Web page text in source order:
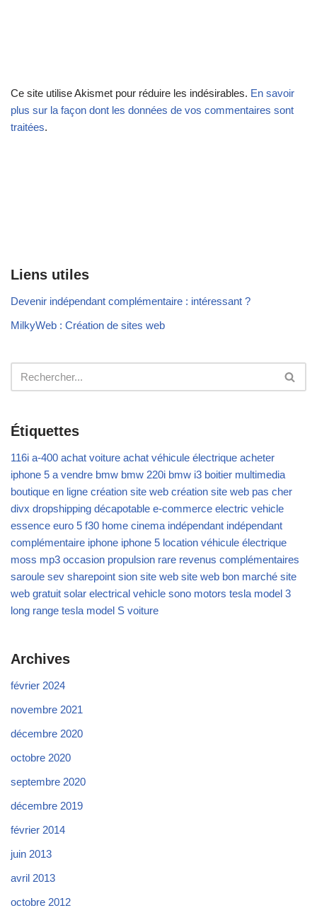
Ce site utilise Akismet pour réduire les indésirables. En savoir
plus sur la façon dont les données de vos commentaires sont
traitées.
Liens utiles
Devenir indépendant complémentaire : intéressant ?
MilkyWeb : Création de sites web
Étiquettes
116i a-400 achat voiture achat véhicule électrique acheter
iphone 5 a vendre bmw bmw 220i bmw i3 boitier multimedia
boutique en ligne création site web création site web pas cher
divx dropshipping décapotable e-commerce electric vehicle
essence euro 5 f30 home cinema indépendant indépendant
complémentaire iphone iphone 5 location véhicule électrique
moss mp3 occasion propulsion rare revenus complémentaires
saroule sev sharepoint sion site web site web bon marché site
web gratuit solar electrical vehicle sono motors tesla model 3
long range tesla model S voiture
Archives
février 2024
novembre 2021
décembre 2020
octobre 2020
septembre 2020
décembre 2019
février 2014
juin 2013
avril 2013
octobre 2012